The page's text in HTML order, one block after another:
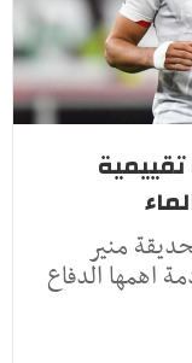
تقييمية
منير
اهمها الدفاع